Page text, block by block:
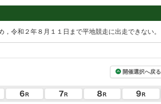
令和２年８月１１日まで平地競走に出走できない。
開催選択へ戻る